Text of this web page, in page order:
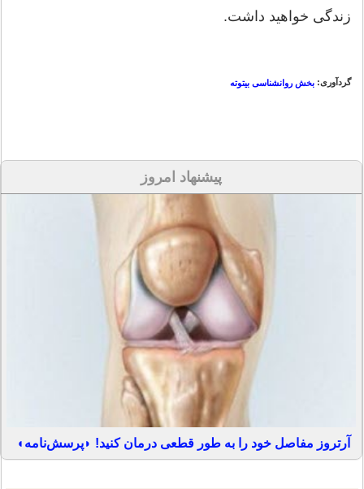
زندگی خواهید داشت.
گردآوری: بخش روانشناسی بیتوته
پیشنهاد امروز
آرتروز مفاصل خود را به طور قطعی درمان کنید! ◗پرسش‌نامه◖